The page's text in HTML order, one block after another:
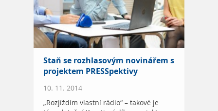
Staň se rozhlasovým novinářem s
projektem PRESSpektivy
10. 11. 2014
„Rozjíždím vlastní rádio“ – takové je